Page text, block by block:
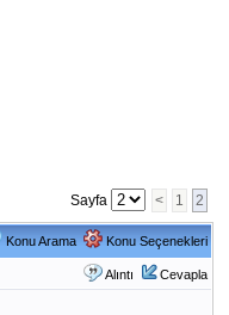
Sayfa < 1 2
Konu Arama Konu Seçenekleri
Alıntı Cevapla